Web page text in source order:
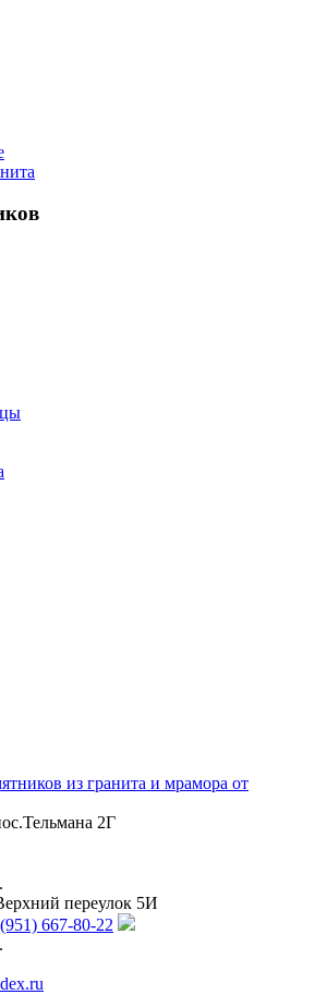
из гранита и мрамора от
2Г
переулок 5И
667-80-22